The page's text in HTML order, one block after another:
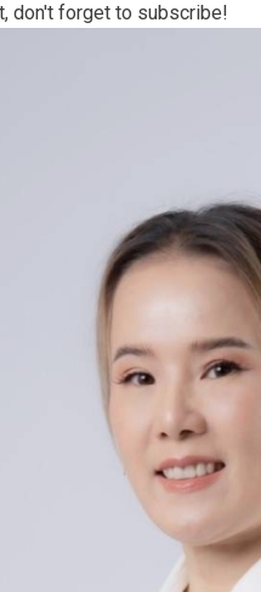
don't forget to subscribe!